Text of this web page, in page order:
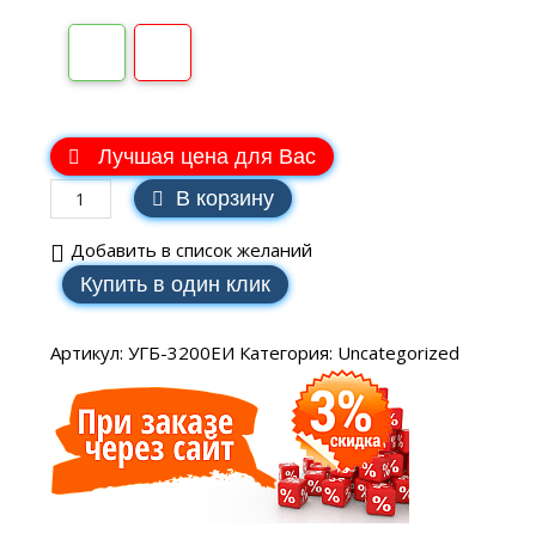
Лучшая цена для Вас В наличии
В корзину
Добавить в список желаний
Купить в один клик
Артикул: УГБ-3200ЕИ Категория: Uncategorized